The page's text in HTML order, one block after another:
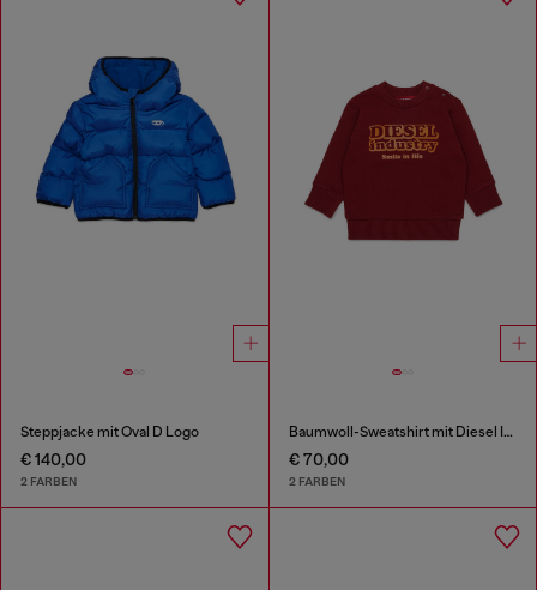
Steppjacke mit Oval D Logo
€ 140,00
2 FARBEN
Baumwoll-Sweatshirt mit Diesel Industry Print
€ 70,00
2 FARBEN